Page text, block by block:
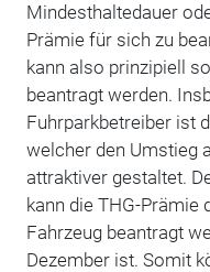
Mindesthaltedauer
Prämie für sich zu
kann also prinzipiell
beantragt werden.
Fuhrparkbetreiber ist
welcher den Umstieg
attraktiver gestaltet.
kann die THG-Prämie
Fahrzeug beantragt
Dezember ist. Somit